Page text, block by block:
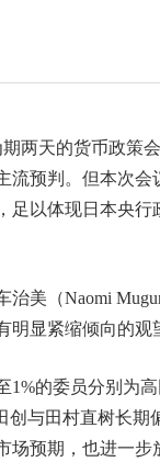
两天的货币政策
流预判。但本次
足以体现日本央
美（Naomi
明显紧缩倾向的观
的委员分别为
创与田村直树长
场预期，也进一